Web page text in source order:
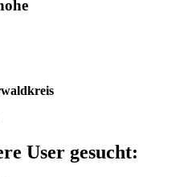
User gesucht: